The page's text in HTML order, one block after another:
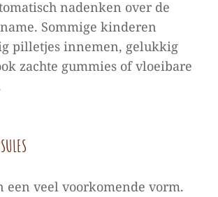
nadenken over de
Sommige kinderen
pilletjes innemen, gelukkig
zachte gummies of vloeibare
een veel voorkomende vorm.